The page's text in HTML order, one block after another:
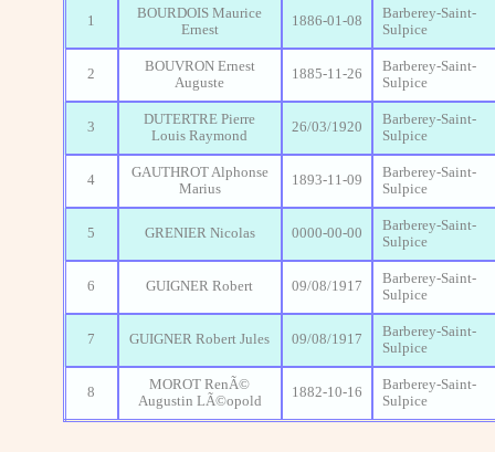
1
BOURDOIS Maurice
Ernest
1886-01-08
Barberey-Saint-
Sulpice
2
BOUVRON Ernest
Auguste
1885-11-26
Barberey-Saint-
Sulpice
3
DUTERTRE Pierre
Louis Raymond
26/03/1920
Barberey-Saint-
Sulpice
4
GAUTHROT Alphonse
Marius
1893-11-09
Barberey-Saint-
Sulpice
5 GRENIER Nicolas 0000-00-00
Barberey-Saint-
Sulpice
6 GUIGNER Robert 09/08/1917
Barberey-Saint-
Sulpice
7 GUIGNER Robert Jules 09/08/1917
Barberey-Saint-
Sulpice
8
MOROT RenÃ©
Augustin LÃ©opold
1882-10-16
Barberey-Saint-
Sulpice